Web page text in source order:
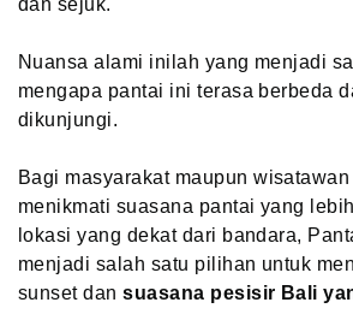
dan sejuk.
Nuansa alami inilah yang menjadi
mengapa pantai ini terasa berbeda
dikunjungi.
Bagi masyarakat maupun
menikmati suasana pantai yang
lokasi yang dekat dari bandara,
menjadi salah satu pilihan untuk
sunset dansuasana pesisir Bali